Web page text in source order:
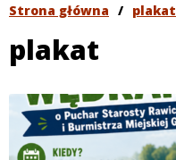
Strona główna / plakat
plakat